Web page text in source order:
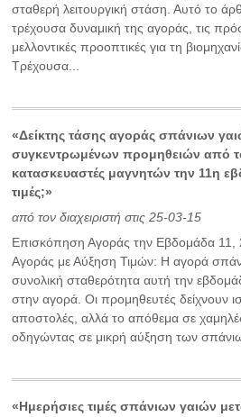
σταθερή λειτουργική στάση. Αυτό το
τρέχουσα δυναμική της αγοράς, τις
μελλοντικές προοπτικές για τη
Τρέχουσα...
«Δείκτης τάσης αγοράς σπάνιων
συγκεντρωμένων προμηθειών από
κατασκευαστές μαγνητών την 11η
τιμές;»
από τον διαχειριστή στις 25-03-15
Επισκόπηση Αγοράς την Εβδομάδα 11,
Αγοράς με Αύξηση Τιμών: Η αγορά
συνολική σταθερότητα αυτή την
στην αγορά. Οι προμηθευτές δείχνουν
αποστολές, αλλά το απόθεμα σε χαμηλές
οδηγώντας σε μικρή αύξηση των
«Ημερήσιες τιμές σπάνιων γαιών